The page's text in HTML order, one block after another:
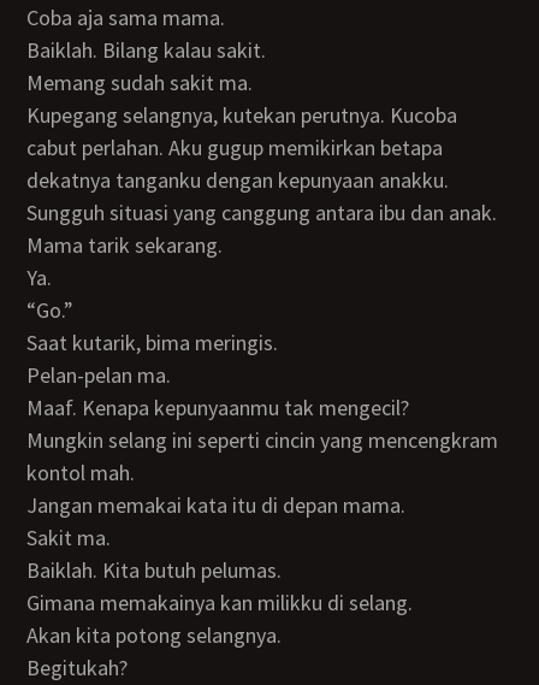
Coba aja sama mama.
Baiklah. Bilang kalau sakit.
Memang sudah sakit ma.
Kupegang selangnya, kutekan perutnya. Kucoba
cabut perlahan. Aku gugup memikirkan betapa
dekatnya tanganku dengan kepunyaan anakku.
Sungguh situasi yang canggung antara ibu dan anak.
Mama tarik sekarang.
Ya.
“Go.”
Saat kutarik, bima meringis.
Pelan-pelan ma.
Maaf. Kenapa kepunyaanmu tak mengecil?
Mungkin selang ini seperti cincin yang mencengkram
kontol mah.
Jangan memakai kata itu di depan mama.
Sakit ma.
Baiklah. Kita butuh pelumas.
Gimana memakainya kan milikku di selang.
Akan kita potong selangnya.
Begitukah?